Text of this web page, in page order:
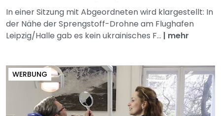
In einer Sitzung mit Abgeordneten wird klargestellt: In
der Nähe der Sprengstoff-Drohne am Flughafen
Leipzig/Halle gab es kein ukrainisches F... | mehr
WERBUNG